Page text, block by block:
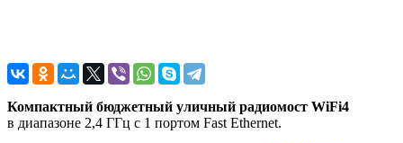
Компактный бюджетный уличный радиомост WiFi4
в диапазоне 2,4 ГГц с 1 портом Fast Ethernet.